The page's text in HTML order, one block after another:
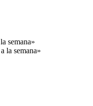
semana»
la semana»